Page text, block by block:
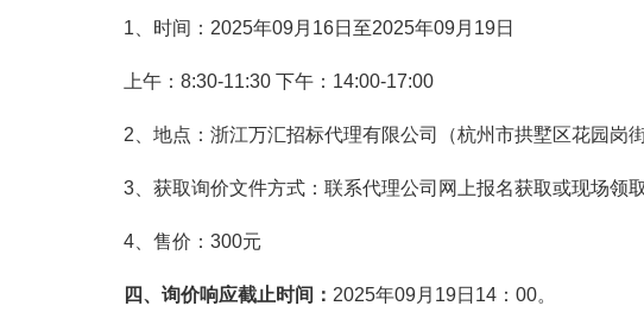
1、时间：2025年09月16日至2025年09月19日
上午：8:30-11:30 下午：14:00-17:00
2、地点：浙江万汇招标代理有限公司（杭州市拱墅区花园岗
3、获取询价文件方式：联系代理公司网上报名获取或现场领取
4、售价：300元
四、询价响应截止时间： 2025年09月19日14：00。